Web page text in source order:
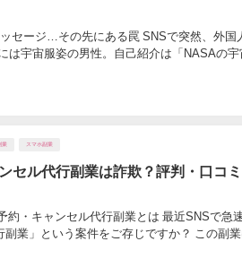
セージ…その先にある罠 SNSで突然、外国
は宇宙服姿の男性。自己紹介は「NASAの宇
業 スマホ副業
セル代行副業は詐欺？評判・口コ
約・キャンセル代行副業とは 最近SNSで急
業」という案件をご存じですか？ この副業